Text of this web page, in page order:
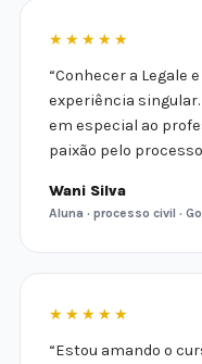
★★★★★
“Conhecer a Legale
experiência
em especial ao
paixão pelo
Wani Silva
Aluna · processo civil ·
★★★★★
“Estou amando o